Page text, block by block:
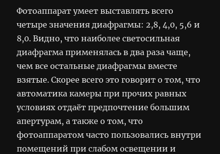
Фотоаппарат умеет выставлять всего
четыре значения диафрагмы: 2,8, 4,0, 5,6 и
8,0. Видно, что наиболее светосильная
диафрагма применялась в два раза чаще,
чем все остальные диафрагмы вместе
взятые. Скорее всего это говорит о том, что
автоматика камеры при прочих равных
условиях отдаёт предпочтение большим
апертурам, а также о том, что
фотоаппаратом часто пользовались внутри
помещений при слабом освещении и